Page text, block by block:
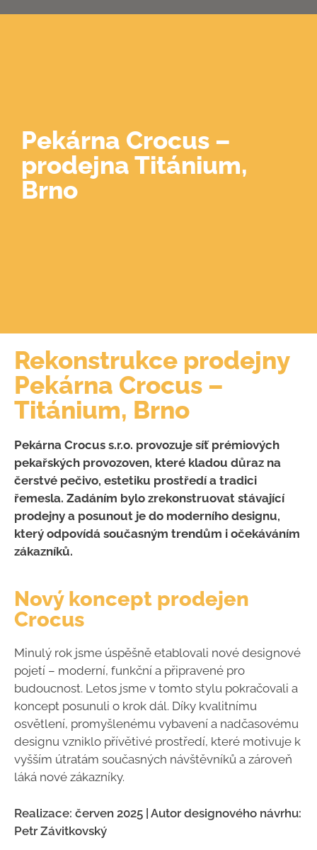
Pekárna Crocus –
prodejna Titánium,
Brno
Rekonstrukce prodejny
Pekárna Crocus –
Titánium, Brno
Pekárna Crocus s.r.o. provozuje síť prémiových
pekařských provozoven, které kladou důraz na
čerstvé pečivo, estetiku prostředí a tradici
řemesla. Zadáním bylo zrekonstruovat stávající
prodejny a posunout je do moderního designu,
který odpovídá současným trendům i očekáváním
zákazníků.
Nový koncept prodejen
Crocus
Minulý rok jsme úspěšně etablovali nové designové
pojetí – moderní, funkční a připravené pro
budoucnost. Letos jsme v tomto stylu pokračovali a
koncept posunuli o krok dál. Díky kvalitnímu
osvětlení, promyšlenému vybavení a nadčasovému
designu vzniklo přívětivé prostředí, které motivuje k
vyšším útratám současných návštěvníků a zároveň
láká nové zákazníky.
Realizace: červen 2025 | Autor designového návrhu:
Petr Závitkovský